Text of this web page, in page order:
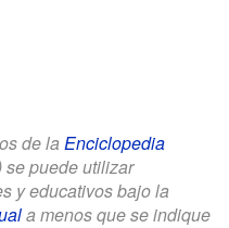
de la Enciclopedia
puede utilizar
y educativos bajo la
a menos que se indique